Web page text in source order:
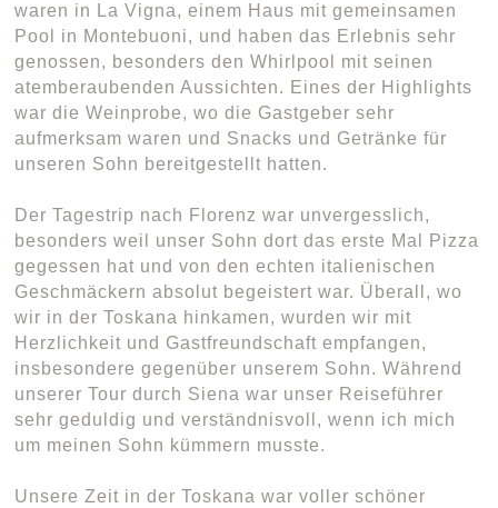
waren in La Vigna, einem Haus mit gemeinsamen
Pool in Montebuoni, und haben das Erlebnis sehr
genossen, besonders den Whirlpool mit seinen
atemberaubenden Aussichten. Eines der Highlights
war die Weinprobe, wo die Gastgeber sehr
aufmerksam waren und Snacks und Getränke für
unseren Sohn bereitgestellt hatten.
Der Tagestrip nach Florenz war unvergesslich,
besonders weil unser Sohn dort das erste Mal Pizza
gegessen hat und von den echten italienischen
Geschmäckern absolut begeistert war. Überall, wo
wir in der Toskana hinkamen, wurden wir mit
Herzlichkeit und Gastfreundschaft empfangen,
insbesondere gegenüber unserem Sohn. Während
unserer Tour durch Siena war unser Reiseführer
sehr geduldig und verständnisvoll, wenn ich mich
um meinen Sohn kümmern musste.
Unsere Zeit in der Toskana war voller schöner